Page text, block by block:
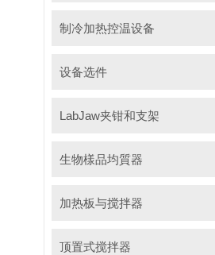
制冷加热控温设备
设备选件
LabJaw夹钳和支架
生物樣品均質器
加热板与搅拌器
顶置式搅拌器